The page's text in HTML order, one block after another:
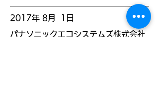
2017年 8月 1日
パナソニックエコシステムズ株式会社